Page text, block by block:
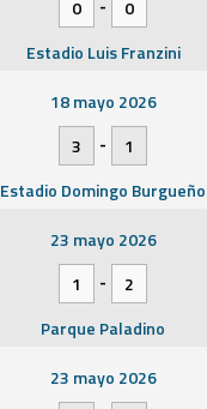
0
0
Estadio Luis Franzini
18 mayo 2026
3
-
1
Estadio Domingo Burgueño
23 mayo 2026
1
-
2
Parque Paladino
23 mayo 2026